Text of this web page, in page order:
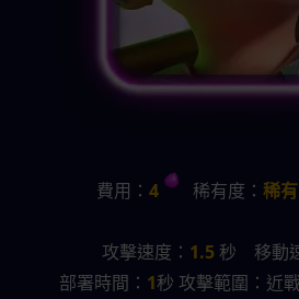
費用： 4 稀有度： 稀有
攻擊速度： 1.5 秒    移
部署時間： 1秒 攻擊範圍：近